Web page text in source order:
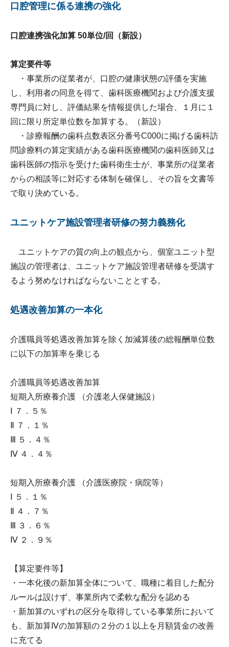
口腔管理に係る連携の強化
口腔連携強化加算 50単位/回（新設）
算定要件等
・事業所の従業者が、口腔の健康状態の評価を実施
し、利用者の同意を得て、歯科医療機関および介護支援
専門員に対し、評価結果を情報提供した場合、１月に１
回に限り所定単位数を加算する。（新設）
・診療報酬の歯科点数表区分番号C000に掲げる歯科訪
問診療料の算定実績がある歯科医療機関の歯科医師又は
歯科医師の指示を受けた歯科衛生士が、事業所の従業者
からの相談等に対応する体制を確保し、その旨を文書等
で取り決めている。
ユニットケア施設管理者研修の努力義務化
ユニットケアの質の向上の観点から、個室ユニット型
施設の管理者は、ユニットケア施設管理者研修を受講す
るよう努めなければならないこととする。
処遇改善加算の一本化
介護職員等処遇改善加算を除く加減算後の総報酬単位数
に以下の加算率を乗じる
介護職員等処遇改善加算
短期入所療養介護 （介護老人保健施設）
Ⅰ ７．５％
Ⅱ ７．１％
Ⅲ ５．４％
Ⅳ ４．４％
短期入所療養介護 （介護医療院・病院等）
Ⅰ ５．１％
Ⅱ ４．７％
Ⅲ ３．６％
Ⅳ ２．９％
【算定要件等】
・一本化後の新加算全体について、職種に着目した配分
ルールは設けず、事業所内で柔軟な配分を認める
・新加算のいずれの区分を取得している事業所において
も、新加算Ⅳの加算額の２分の１以上を月額賃金の改善
に充てる